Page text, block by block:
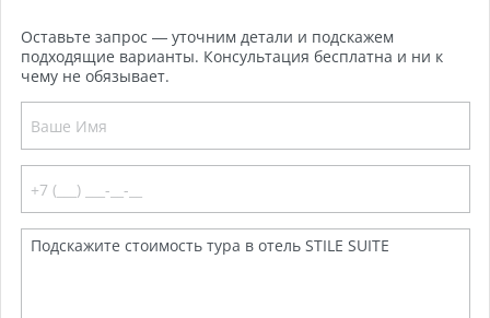
Оставьте запрос — уточним детали и подскажем
подходящие варианты. Консультация бесплатна и ни к
чему не обязывает.